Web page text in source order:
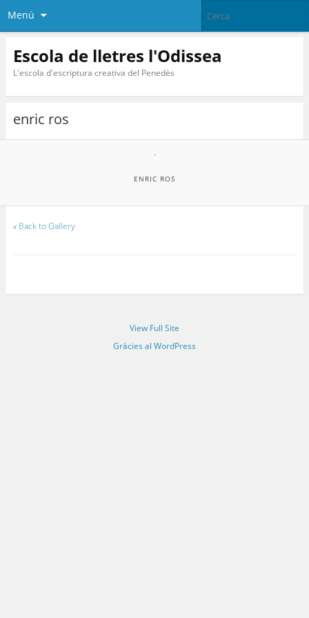
Menú
Escola de lletres l'Odissea
L'escola d'escriptura creativa del Penedès
enric ros
ENRIC ROS
« Back to Gallery
View Full Site
Gràcies al WordPress